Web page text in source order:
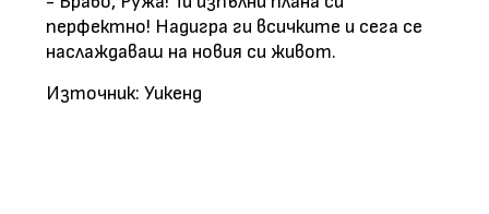
перфектно! Надигра ги всичките и сега се
наслаждаваш на новия си живот.
Източник: Уикенд